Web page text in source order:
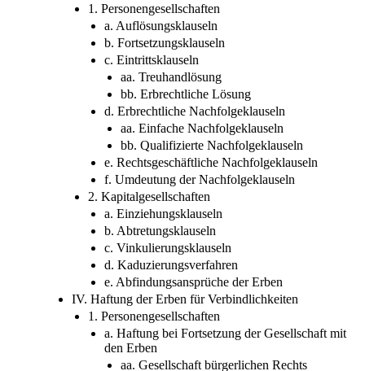
1. Personengesellschaften
a. Auflösungsklauseln
b. Fortsetzungsklauseln
c. Eintrittsklauseln
aa. Treuhandlösung
bb. Erbrechtliche Lösung
d. Erbrechtliche Nachfolgeklauseln
aa. Einfache Nachfolgeklauseln
bb. Qualifizierte Nachfolgeklauseln
e. Rechtsgeschäftliche Nachfolgeklauseln
f. Umdeutung der Nachfolgeklauseln
2. Kapitalgesellschaften
a. Einziehungsklauseln
b. Abtretungsklauseln
c. Vinkulierungsklauseln
d. Kaduzierungsverfahren
e. Abfindungsansprüche der Erben
IV. Haftung der Erben für Verbindlichkeiten
1. Personengesellschaften
a. Haftung bei Fortsetzung der Gesellschaft mit
den Erben
aa. Gesellschaft bürgerlichen Rechts